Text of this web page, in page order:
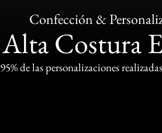
Confección &
Alta Costura
95% de las personalizaciones